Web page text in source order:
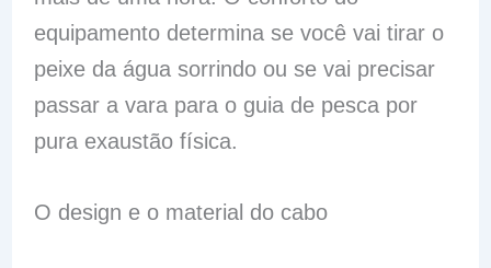
equipamento determina se você vai tirar o
peixe da água sorrindo ou se vai precisar
passar a vara para o guia de pesca por
pura exaustão física.
O design e o material do cabo